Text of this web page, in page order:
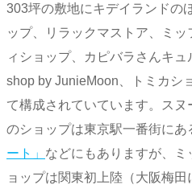
303坪の敷地にキデイランドの
ップ、リラックマストア、ミ
ィショップ、カピバラさんキ
shop by JunieMoon、トミカシ
て構成されていています。ス
のショップは東京駅一番街にあ
ート」 などにもありますが、
ョップは関東初上陸（大阪梅